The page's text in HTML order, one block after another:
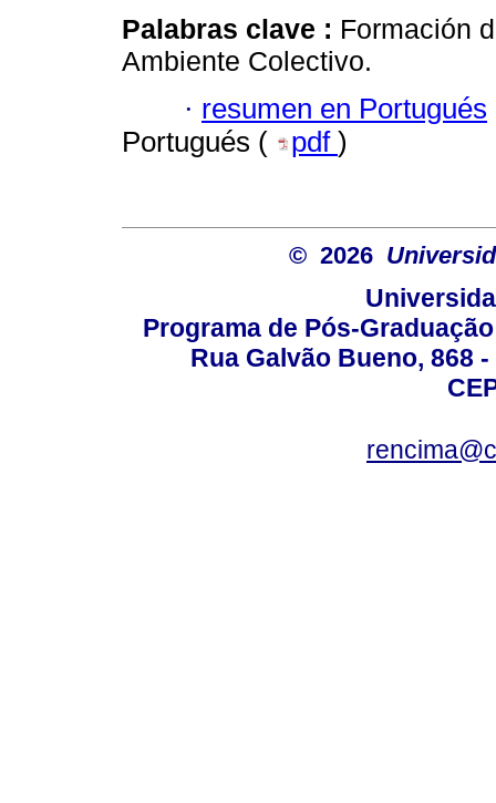
Palabras clave : Formación
Ambiente Colectivo.
· resumen en Portugués
Portugués (
pdf )
© 2026
Programa de Pós-
Rua Galvão Bueno, 868